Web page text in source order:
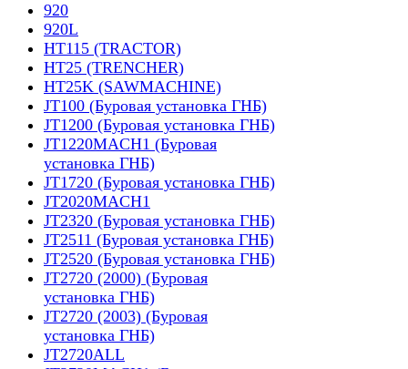
920
920L
HT115 (TRACTOR)
HT25 (TRENCHER)
HT25K (SAWMACHINE)
JT100 (Буровая установка ГНБ)
JT1200 (Буровая установка ГНБ)
JT1220MACH1 (Буровая
установка ГНБ)
JT1720 (Буровая установка ГНБ)
JT2020MACH1
JT2320 (Буровая установка ГНБ)
JT2511 (Буровая установка ГНБ)
JT2520 (Буровая установка ГНБ)
JT2720 (2000) (Буровая
установка ГНБ)
JT2720 (2003) (Буровая
установка ГНБ)
JT2720ALL